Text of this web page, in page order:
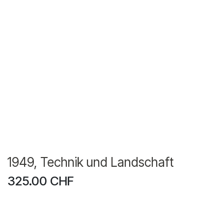
1949, Technik und Landschaft
325.00 CHF